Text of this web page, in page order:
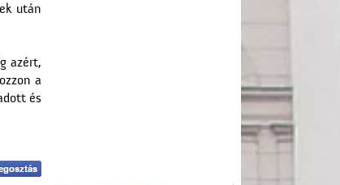
után
azért,
a
és